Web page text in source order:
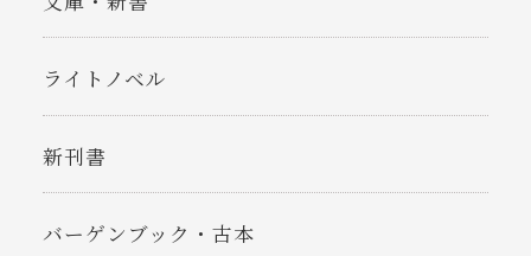
ライトノベル
新刊書
バーゲンブック・古本